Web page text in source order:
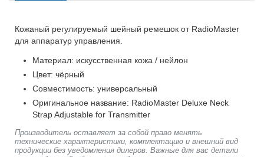
Кожаный регулируемый шейный ремешок от RadioMaster
для аппаратур управления.
Материал: искусственная кожа / нейлон
Цвет: чёрный
Совместимость: универсальный
Оригинальное название: RadioMaster Deluxe Neck
Strap Adjustable for Transmitter
Производитель оставляет за собой право менять
технические характеристики, комплектацию и внешний вид
продукции без уведомления дилеров. Важные для вас детали